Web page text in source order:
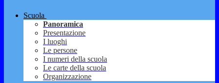
Scuola
Panoramica
Presentazione
I luoghi
Le persone
I numeri della scuola
Le carte della scuola
Organizzazione